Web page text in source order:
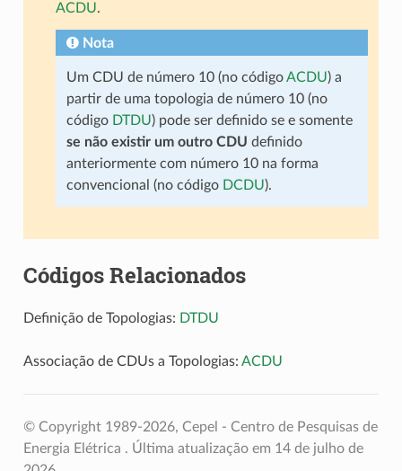
ACDU.
Nota
Um CDU de número 10 (no códigoACDU) a
partir de uma topologia de número 10 (no
código DTDU) pode ser definido se e somente
se não existir um outro CDU definido
anteriormente com número 10 na forma
convencional (no código DCDU).
Códigos Relacionados
Definição de Topologias: DTDU
Associação de CDUs a Topologias: ACDU
© Copyright 1989-2026, Cepel - Centro de Pesquisas de
Energia Elétrica . Última atualização em 14 de julho de